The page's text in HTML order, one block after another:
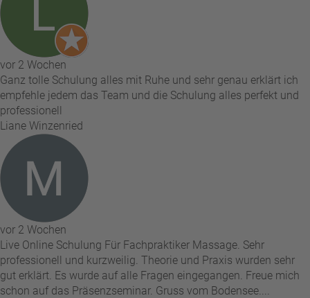
vor 2 Wochen
Ganz tolle Schulung alles mit Ruhe und sehr genau erklärt ich
empfehle jedem das Team und die Schulung alles perfekt und
professionell
Liane Winzenried
vor 2 Wochen
Live Online Schulung Für Fachpraktiker Massage. Sehr
professionell und kurzweilig. Theorie und Praxis wurden sehr
gut erklärt. Es wurde auf alle Fragen eingegangen. Freue mich
schon auf das Präsenzseminar. Gruss vom Bodensee....